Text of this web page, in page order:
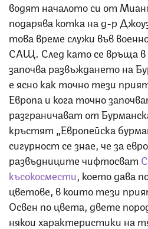
водят началото си от
подарява котка на д-р
това време служи във
САЩ. След като се връща в
започва развъждането на
е ясно как точно тези
Европа и кога точно
разграничават от
кръстят „Европейска
сигурност се знае, че за
развъдниците чифтосват
късокосмести , което дава
цветове, в които тези
Освен по цвета, двете
някои характеристики на